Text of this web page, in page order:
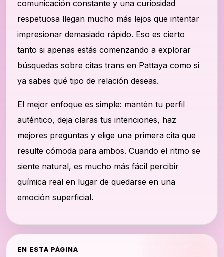
comunicación constante y una curiosidad
respetuosa llegan mucho más lejos que intentar
impresionar demasiado rápido. Eso es cierto
tanto si apenas estás comenzando a explorar
búsquedas sobre citas trans en Pattaya como si
ya sabes qué tipo de relación deseas.
El mejor enfoque es simple: mantén tu perfil
auténtico, deja claras tus intenciones, haz
mejores preguntas y elige una primera cita que
resulte cómoda para ambos. Cuando el ritmo se
siente natural, es mucho más fácil percibir
química real en lugar de quedarse en una
emoción superficial.
EN ESTA PÁGINA